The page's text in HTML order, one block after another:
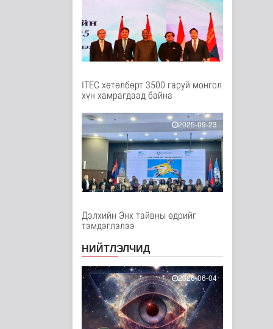
Он гарсаар 43,131
суудлын автомашин
импортолжээ
Нийгэм
9 цаг 36 минутын өмнө
"Сэлэнгэ-2026”
хээрийн сургууль
Нийгэм
9 цаг 21 минутын өмнө
Испани улс
цагаачлалын
маргааны улмаас
Италиас и..
10 цаг 54 минутын өмнө
бүртгүүлэхээс зайл..
10 цаг 57 минутын өмнө
Иргэд: Хичээлийн
хэрэгслийн үнэ
багагүй нэмэгдсэ..
ITEC хөтөлбөрт 3500 гаруй монгол
хүн хамрагдаад байна
2025-09-23
Дэлхийн Энх тайвны өдрийг
тэмдэглэлээ
НИЙТЛЭЛЧИД
2026-06-04